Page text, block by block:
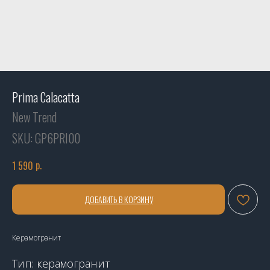
Prima Calacatta
New Trend
SKU:GP6PRI00
1 590 р.
ДОБАВИТЬ В КОРЗИНУ
Керамогранит
Тип: керамогранит